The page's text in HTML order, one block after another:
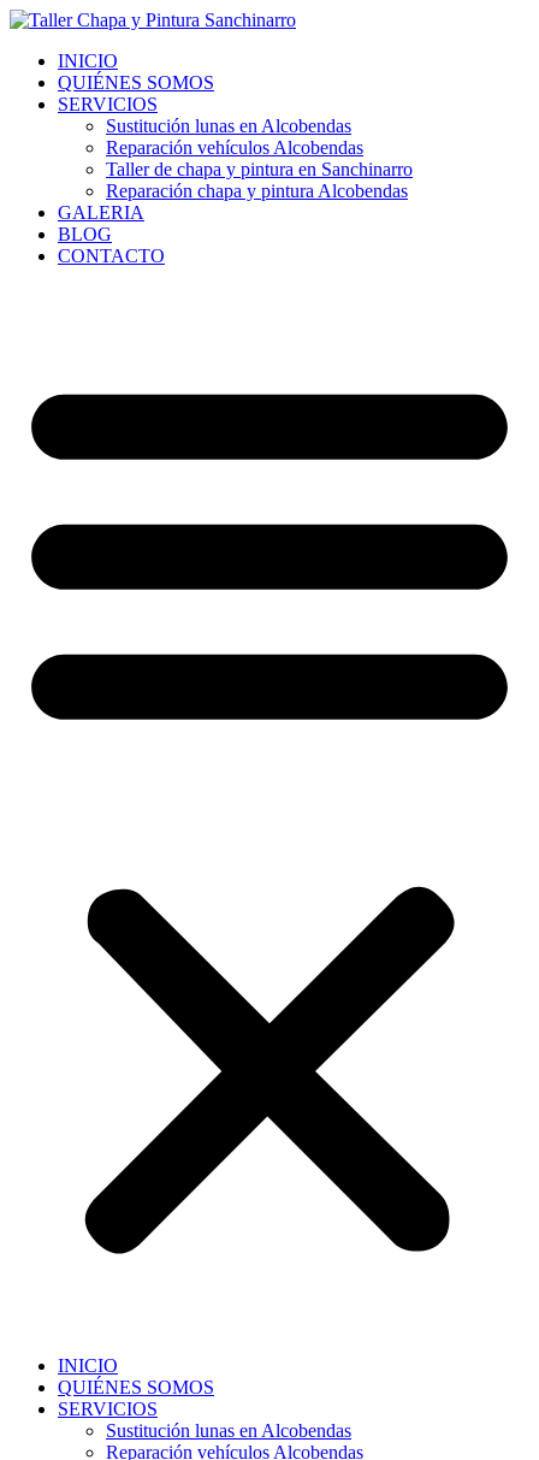
Ir
contenidoINICIO
QUIÉNES SOMOS
SERVICIOS
Sustitución lunas en Alcobendas
Reparación vehículos Alcobendas
Taller de chapa y pintura en Sanchinarro
Reparación chapa y pintura Alcobendas
GALERIA
BLOG
CONTACTO
INICIO
QUIÉNES SOMOS
SERVICIOS
Sustitución lunas en Alcobendas
Reparación vehículos Alcobendas